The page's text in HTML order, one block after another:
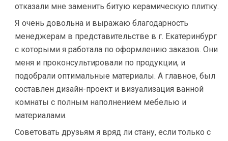
отказали мне заменить битую керамическую плитку.
Я очень довольна и выражаю благодарность
менеджерам в представительстве в г. Екатеринбург
с которыми я работала по оформлению заказов. Они
меня и проконсультировали по продукции, и
подобрали оптимальные материалы. А главное, был
составлен дизайн-проект и визуализация ванной
комнаты с полным наполнением мебелью и
материалами.
Советовать друзьям я вряд ли стану, если только с